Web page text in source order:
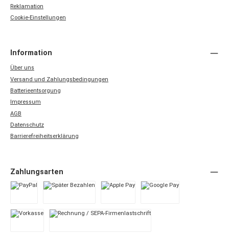
Reklamation
Cookie-Einstellungen
Information
Über uns
Versand und Zahlungsbedingungen
Batterieentsorgung
Impressum
AGB
Datenschutz
Barrierefreiheitserklärung
Zahlungsarten